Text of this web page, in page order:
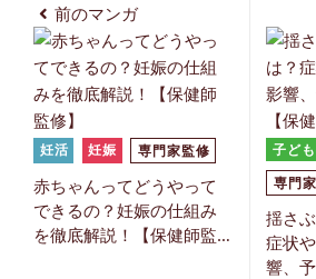
前のマンガ
妊活 妊娠 専門家監修
赤ちゃんってどうやって
できるの？妊娠の仕組み
を徹底解説！【保健師監
子ど
専門
揺さ
症状
響、